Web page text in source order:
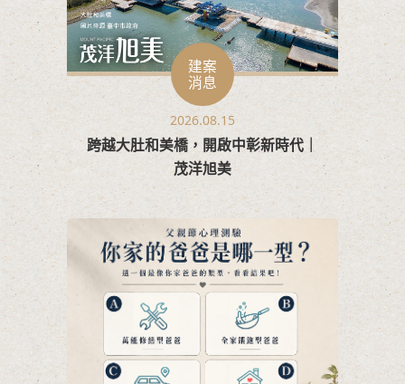
建案
消息
2026.08.15
跨越大肚和美橋，開啟中彰新時代｜
茂洋旭美